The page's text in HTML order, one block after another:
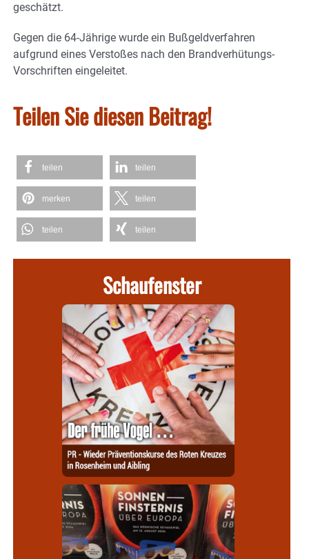
geschätzt.
Gegen die 64-Jährige wurde ein Bußgeldverfahren
aufgrund eines Verstoßes nach den Brandverhütungs-
Vorschriften eingeleitet.
Teilen Sie diesen Beitrag!
teilen teilen
merken teilen
teilen teilen
Schaufenster